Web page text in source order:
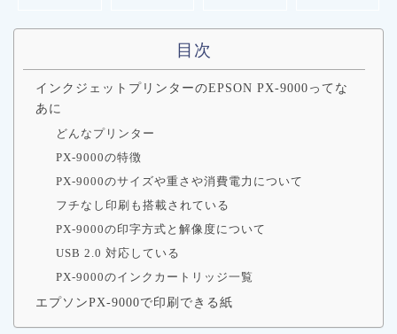
目次
インクジェットプリンターのEPSON PX-9000ってな
あに
どんなプリンター
PX-9000の特徴
PX-9000のサイズや重さや消費電力について
フチなし印刷も搭載されている
PX-9000の印字方式と解像度について
USB 2.0 対応している
PX-9000のインクカートリッジ一覧
エプソンPX-9000で印刷できる紙